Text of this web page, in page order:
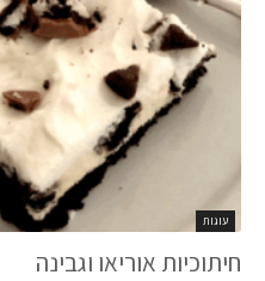
עוגות
חיתוכיות אוריאו וגבינה